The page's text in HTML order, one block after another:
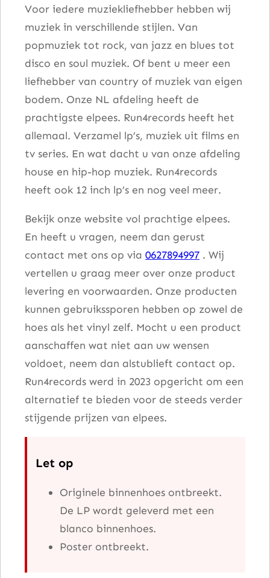
Voor iedere muziekliefhebber hebben wij
muziek in verschillende stijlen. Van
popmuziek tot rock, van jazz en blues tot
disco en soul muziek. Of bent u meer een
liefhebber van country of muziek van eigen
bodem. Onze NL afdeling heeft de
prachtigste elpees. Run4records heeft het
allemaal. Verzamel lp’s, muziek uit films en
tv series. En wat dacht u van onze afdeling
house en hip-hop muziek. Run4records
heeft ook 12 inch lp’s en nog veel meer.
Bekijk onze website vol prachtige elpees.
En heeft u vragen, neem dan gerust
contact met ons op via 0627894997 . Wij
vertellen u graag meer over onze product
levering en voorwaarden. Onze producten
kunnen gebruikssporen hebben op zowel de
hoes als het vinyl zelf. Mocht u een product
aanschaffen wat niet aan uw wensen
voldoet, neem dan alstublieft contact op.
Run4records werd in 2023 opgericht om een
alternatief te bieden voor de steeds verder
stijgende prijzen van elpees.
Let op
Originele binnenhoes ontbreekt.
De LP wordt geleverd met een
blanco binnenhoes.
Poster ontbreekt.